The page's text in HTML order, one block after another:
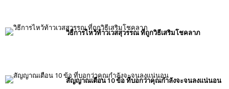
วิธีการไหว้ท้าวเวสสุวรรณ ที่ถูกวิธีเสริมโชคลาภ
สัญญาณเตือน 10 ข้อ ที่บอกว่าคุณกำลังจะจนลงแน่นอน